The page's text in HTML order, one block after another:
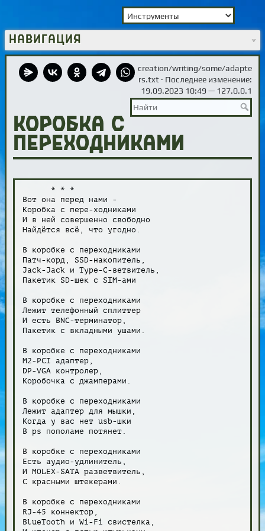
Навигация
creation/writing/some/adapte
rs.txt· Последнее изменение:
19.09.2023 10:49 — 127.0.0.1
Коробка с
переходниками
      * * *
Вот она перед нами -
Коробка с пере-ходниками
И в ней совершенно свободно
Найдётся всё, что угодно.
В коробке с переходниками
Патч-корд, SSD-накопитель,
Jack-Jack и Type-C-ветвитель,
Пакетик SD-шек с SIM-ами
В коробке с переходниками
Лежит телефонный сплиттер
И есть BNC-терминатор,
Пакетик с вкладными ушами.
В коробке с переходниками
M2-PCI адаптер,
DP-VGA контролер,
Коробочка с джамперами.
В коробке с переходниками
Лежит адаптер для мышки,
Когда у вас нет usb-шки
В ps пополаме потянет.
В коробке с переходниками
Есть аудио-удлинитель,
И MOLEX-SATA разветвитель,
С красными штекерами.
В коробке с переходниками
RJ-45 коннектор,
BlueTooth и Wi-Fi свистелка,